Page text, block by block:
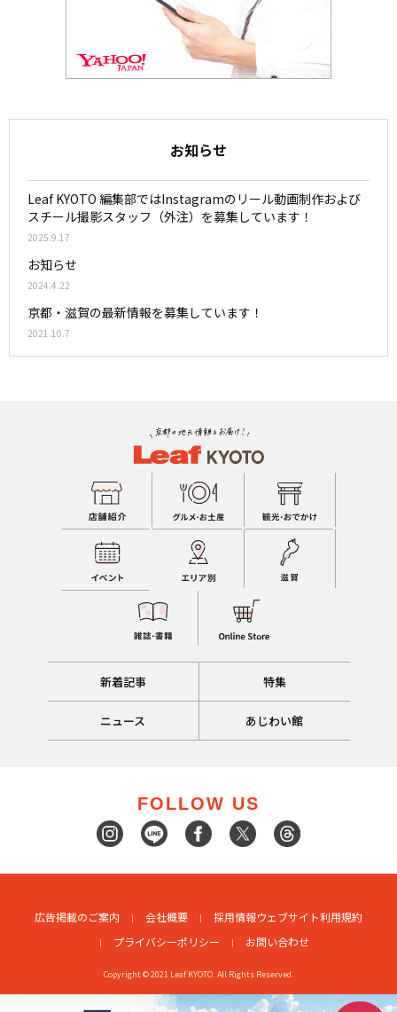
お知らせ
Leaf KYOTO 編集部ではInstagramのリール動画制作および
スチール撮影スタッフ（外注）を募集しています！
2025.9.17
お知らせ
2024.4.22
京都・滋賀の最新情報を募集しています！
2021.10.7
新着記事 特集
ニュース あじわい館
FOLLOW US
広告掲載のご案内 会社概要 採用情報ウェブサイト利用規約
プライバシーポリシー
お問い合わせ
Copyright © 2021 Leaf KYOTO. All Rights Reserved.